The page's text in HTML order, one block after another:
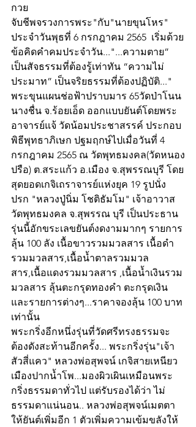
กวย
จับชีพจรวงการพระ"กับ"นายขุนโหร"
ประจำวันพุธที่ 6 กรกฎาคม 2565  เริ่มด้วย
ข้อคิดคำคมประจำวัน..."...ความตาย”
เป็นสัจธรรมที่ต้องรู้เท่าทัน “ความไม่
ประมาท” เป็นจริยธรรมที่ต้องปฏิบัติ..."
พระขุนแผนช่อฟ้าปราบมาร 65วัดป่าโนน
นางชื่น จ.ร้อยเอ็ด ออกแบบยันต์โดยพระ
อาจารย์แจ้ วัดน้อมประชาสรรค์ ประกอบ
พิธีพุทธาภิเษก ปฐมฤกษ์ไปเมื่อวันที่ 4
กรกฎาคม 2565 ณ วัดพุทธมงคล(วัดหนอง
ปรือ) ต.สระแก้ว อ.เมือง จ.สุพรรณบุรี โดย
สุดยอดเกจิเถราจารย์แห่งยุค 19 รูปนั่ง
ปรก "หลวงปู่นิ่ม โชติธัมโม" เจ้าอาวาส
วัดพุทธมงคล จ.สุพรรณ บุรี เป็นประธาน
รุ่นนี้อักขระเลขยันต์งดงามมากๆ รายการ
ลุ้น 100 ลัง เนื้อขาวรวมมวลสาร เนื้อดำ
รวมมวลสาร,เนื้อน้ำตาลรวมมวล
สาร,เนื้อแดงรวมมวลสาร ,เนื้อน้ำเงินรวม
มวลสาร ลุ้นตะกรุดทองคำ ตะกรุดเงิน
และรายการต่างๆ...ราคาจองลุ้น 100 บาท
เท่านั้น
พระกริ่งอีกหนึ่งรุ่นที่วัดศรีทรงธรรมจะ
ต้องดังสะท้านอีกครั้ง... พระกริ่งรุ่น"เจ้า
สัวสี่แคว" หลวงพ่อสุพจน์ เกจิสายเหนียว
เมืองปากน้ำโพ...มองผิวเผินเหมือนพระ
กริ่งธรรมดาทั่วไป แต่รับรองได้ว่า ไม่
ธรรมดาแน่นอน.. หลวงพ่อสุพจน์เมตตา
ให้ยันต์เพิ่มอีก 1 ตัวเพิ่มความเข้มขลังให้